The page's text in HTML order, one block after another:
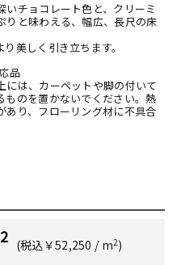
チョコレート色と、クリーミ
りと味わえる、幅広、長尺の床
美しく引き立ちます。
品
は、カーペットや脚の付いて
ものを置かないでください。熱
あり、フローリング材に不具合
2 (税込￥52,250 / m2)